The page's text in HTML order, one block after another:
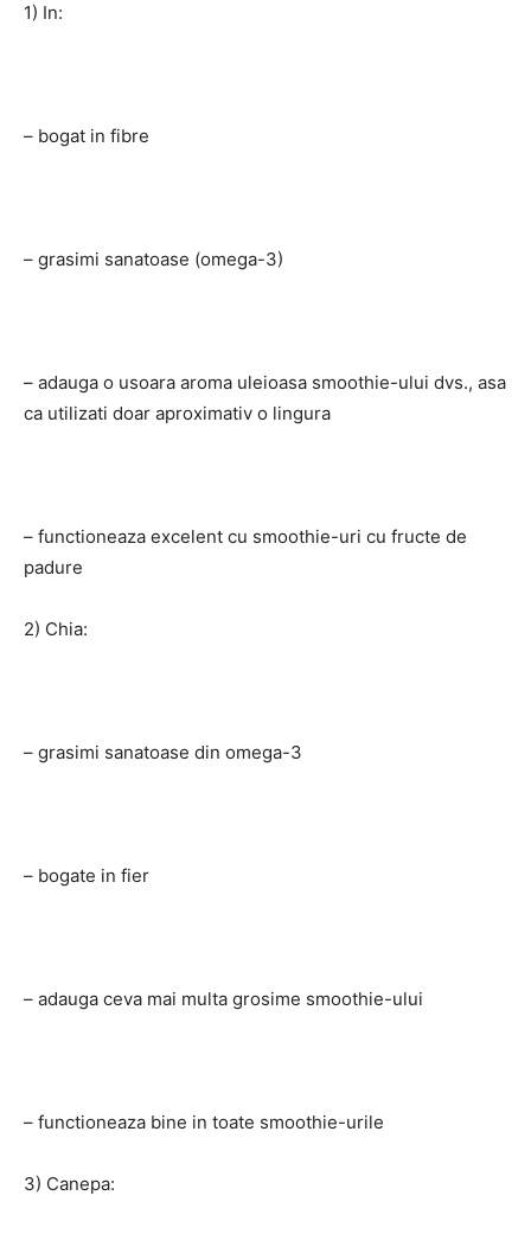
1) In:
– bogat in fibre
– grasimi sanatoase (omega-3)
– adauga o usoara aroma uleioasa smoothie-ului dvs., asa
ca utilizati doar aproximativ o lingura
– functioneaza excelent cu smoothie-uri cu fructe de
padure
2) Chia:
– grasimi sanatoase din omega-3
– bogate in fier
– adauga ceva mai multa grosime smoothie-ului
– functioneaza bine in toate smoothie-urile
3) Canepa: